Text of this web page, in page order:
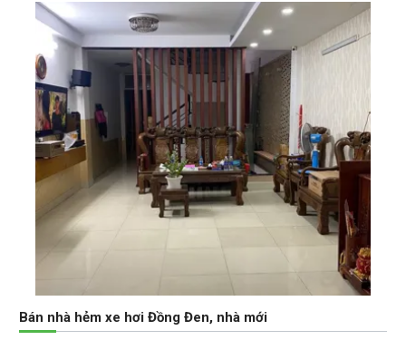
Bán nhà hẻm xe hơi Đồng Đen, nhà mới